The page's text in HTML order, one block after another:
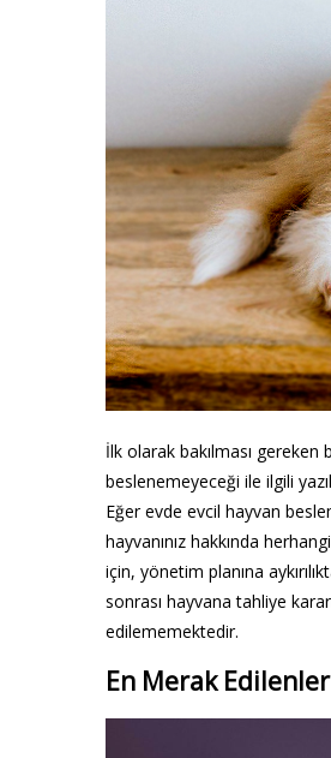
İlk olarak bakılması
beslenemeyeceği ile ilgili
Eğer evde evcil hayvan
hayvanınız hakkında
için, yönetim planına
sonrası hayvana tahliye
edilememektedir.
En Merak Edilenler